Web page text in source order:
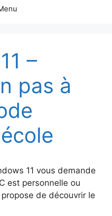
–
pas à
11 vous demande
est personnelle ou
de découvrir le